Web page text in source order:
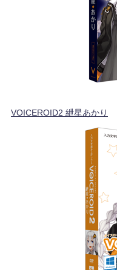
VOICEROID2 紲星あかり